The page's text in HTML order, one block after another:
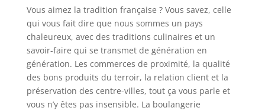
Vous aimez la tradition française ? Vous savez, celle
qui vous fait dire que nous sommes un pays
chaleureux, avec des traditions culinaires et un
savoir-faire qui se transmet de génération en
génération. Les commerces de proximité, la qualité
des bons produits du terroir, la relation client et la
préservation des centre-villes, tout ça vous parle et
vous n’y êtes pas insensible. La boulangerie